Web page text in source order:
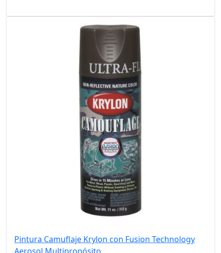
Pintura Camuflaje Krylon con Fusion Technology